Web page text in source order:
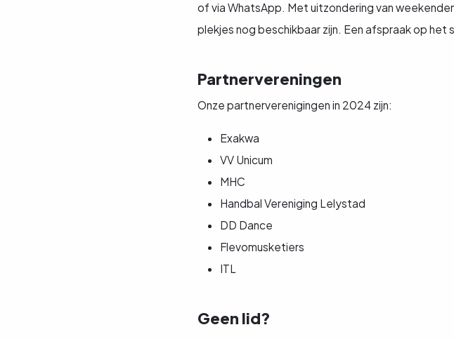
of via WhatsApp. Met uitzondering van
plekjes nog beschikbaar zijn. Een afspraak op het
Partnervereningen
Onze partnerverenigingen in 2024 zijn:
Exakwa
VV Unicum
MHC
Handbal Vereniging Lelystad
DD Dance
Flevomusketiers
ITL
Geen lid?